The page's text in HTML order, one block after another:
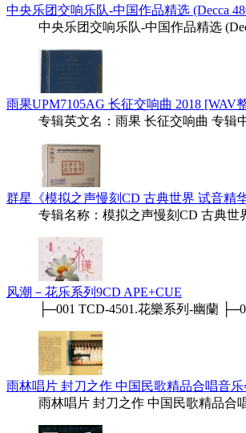
中央乐团交响乐队-中国作品精选 (Decca
中央乐团交响乐队-中国作品精选
雨果UPM7105AG 长征交响曲 2018 [WAV
专辑英文名：雨果 长征交响曲 专辑
群星《模拟之声慢刻CD 古典世界 试音精
专辑名称：模拟之声慢刻CD 古典世
风潮－花乐系列9CD APE+CUE
├─001 TCD-4501.花樂系列-幽蘭
雨林唱片 封刀之作 中国民歌精品合唱音乐
雨林唱片 封刀之作 中国民歌精品合